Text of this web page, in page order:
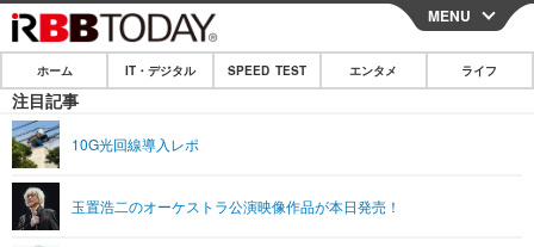
CLOSE
ホーム
IT・デジタル
SPEED TEST
エンタメ
MENU
ホーム IT・デジタル SPEED TEST エンタメ ライフ
注目記事
10G光回線導入レポ
玉置浩二のオーケストラ公演映像作品が本日発売！